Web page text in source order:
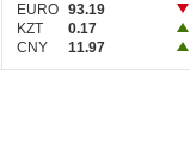
EURO 93.19
KZT
0.17
CNY
11.97